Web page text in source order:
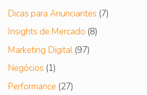
Dicas para Anunciantes (7)
Insights de Mercado (8)
Marketing Digital(97)
Negócios (1)
Performance (27)